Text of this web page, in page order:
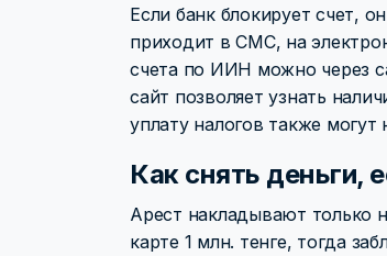
Если банк блокирует счет,
приходит в СМС, на
счета по ИИН можно через
сайт позволяет узнать
уплату налогов также могут
Как снять деньги,
Арест накладывают только
карте 1 млн. тенге, тогда